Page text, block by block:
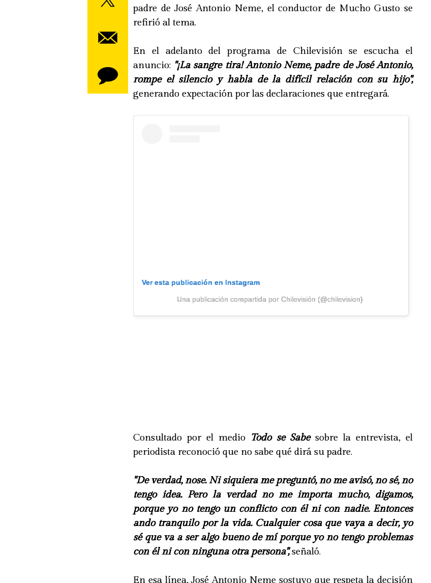
padre de José Antonio Neme, el conductor de Mucho Gusto se
refirió al tema.
En el adelanto del programa de Chilevisión se escucha el
anuncio: "¡La sangre tira! Antonio Neme, padre de José Antonio,
rompe el silencio y habla de la difícil relación con su hijo",
generando expectación por las declaraciones que entregará.
Ver esta publicación en Instagram
Una publicación compartida por Chilevisión (@chilevision)
Consultado por el medio Todo se Sabesobre la entrevista, el
periodista reconoció que no sabe qué dirá su padre.
"De verdad, nose. Ni siquiera me preguntó, no me avisó, no sé, no
tengo idea. Pero la verdad no me importa mucho, digamos,
porque yo no tengo un conflicto con él ni con nadie. Entonces
ando tranquilo por la vida. Cualquier cosa que vaya a decir, yo
sé que va a ser algo bueno de mí porque yo no tengo problemas
con él ni con ninguna otra persona", señaló.
En esa línea, José Antonio Neme sostuvo que respeta la decisión